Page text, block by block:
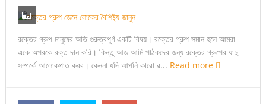
রক্তের গ্রুপ মানুষের অতি গুরুত্বপূর্ণ একটি বিষয়। রক্তের গ্রুপ সমান হলে আমরা
একে অপরকে রক্ত দান করি। কিন্তু আজ আমি পাঠকদের জন্য রক্তের গ্রুপের যাদু
সম্পর্কে আলোকপাত করব। কেননা যদি আপনি কারো র... Read more